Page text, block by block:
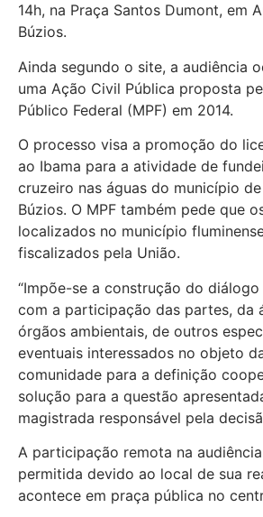
14h, na Praça Santos Dumont, em
Búzios.
Ainda segundo o site, a audiência
uma Ação Civil Pública proposta
Público Federal (MPF) em 2014.
O processo visa a promoção do
ao Ibama para a atividade de
cruzeiro nas águas do município
Búzios. O MPF também pede que
localizados no município
fiscalizados pela União.
“Impõe-se a construção do diálogo
com a participação das partes, da
órgãos ambientais, de outros
eventuais interessados no objeto
comunidade para a definição
solução para a questão
magistrada responsável pela
A participação remota na
permitida devido ao local de sua
acontece em praça pública no